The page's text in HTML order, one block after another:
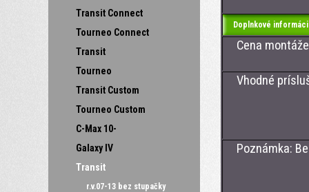
Transit Connect
Tourneo Connect
Transit
Tourneo
Transit Custom
Tourneo Custom
C-Max 10-
Galaxy IV
Transit
r.v.07-13 bez stupačky
Doplnkové
Cena montáže
Vhodné
Poznámka: